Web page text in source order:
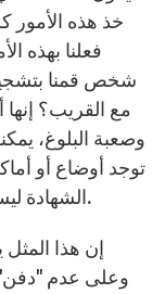
خذ هذه الأمور
فعلنا بهذه
شخص قمنا
مع القريب؟ إنها
وصعبة البلوغ،
توجد أوضاع أو
الشهادة ليسوع ليست منغلقة، إنها منفتحة، وتعتمد علينا.
إن هذا المثل
وعلى عدم "دفن"